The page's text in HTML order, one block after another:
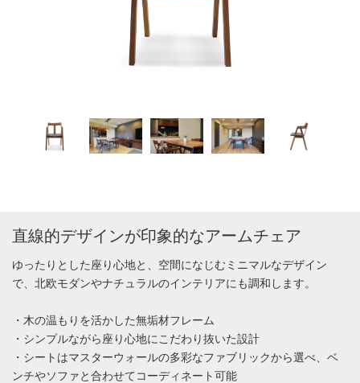
直線的デザインが印象的なアームチェア
ゆったりとした座り心地と、空間になじむミニマルなデザイン
で、北欧モダンやナチュラルのインテリアにも調和します。
・木の温もりを活かした無垢材フレーム
・シンプルながら座り心地にこだわり抜いた設計
・シートはマスターウォールの多彩なファブリックから選べ、ベ
ンチやソファと合わせてコーディネート可能